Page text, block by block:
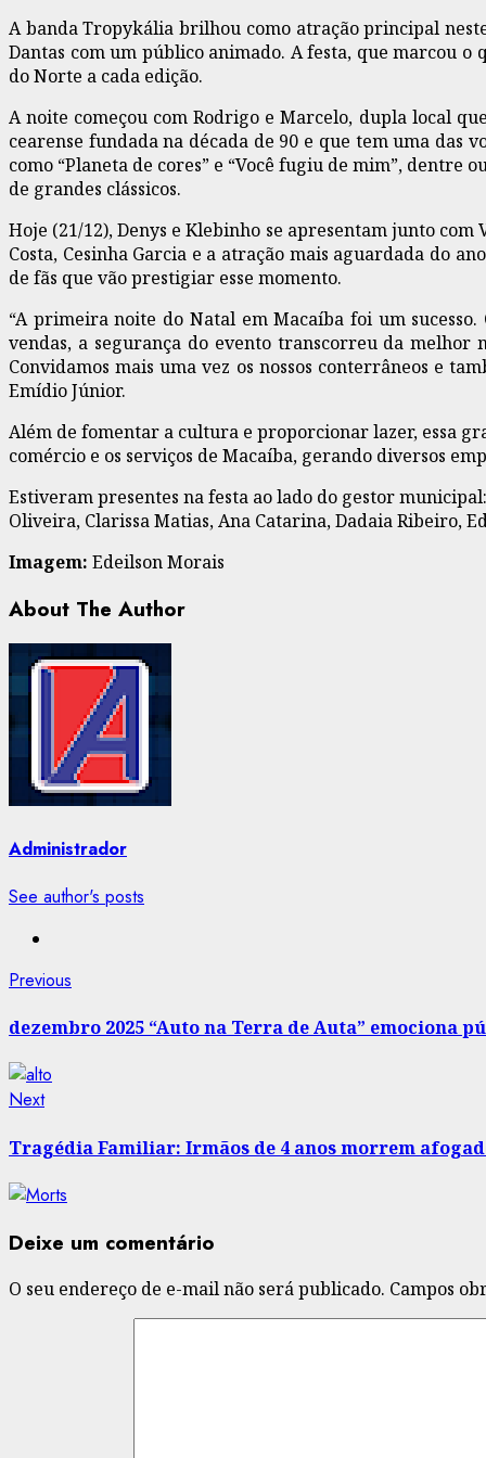
A banda Tropykália brilhou como atração principal
Dantas com um público animado. A festa, que marcou
do Norte a cada edição.
A noite começou com Rodrigo e Marcelo, dupla local
cearense fundada na década de 90 e que tem uma das
como “Planeta de cores” e “Você fugiu de mim”, dentre
de grandes clássicos.
Hoje (21/12), Denys e Klebinho se apresentam junto
Costa, Cesinha Garcia e a atração mais aguardada do
de fãs que vão prestigiar esse momento.
“A primeira noite do Natal em Macaíba foi um
vendas, a segurança do evento transcorreu da melhor
Convidamos mais uma vez os nossos conterrâneos e
Emídio Júnior.
Além de fomentar a cultura e proporcionar lazer, essa
comércio e os serviços de Macaíba, gerando diversos
Estiveram presentes na festa ao lado do gestor
Oliveira, Clarissa Matias, Ana Catarina, Dadaia Ribeiro,
Imagem: Edeilson Morais
About The Author
Administrador
See author's posts
Post
navigation
Previous
dezembro 2025 “Auto na Terra de Auta” emociona
NextNext
Tragédia Familiar: Irmãos de 4 anos morrem
Deixe um comentário
O seu endereço de e-mail não será publicado. Campos